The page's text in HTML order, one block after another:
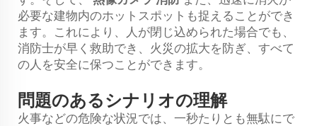
必要な建物内のホットスポットも捉えることができ
ます。これにより、人が閉じ込められた場合でも、
消防士が早く救助でき、火災の拡大を防ぎ、すべて
の人を安全に保つことができます。
問題のあるシナリオの理解
火事などの危険な状況では、一秒たりとも無駄にで